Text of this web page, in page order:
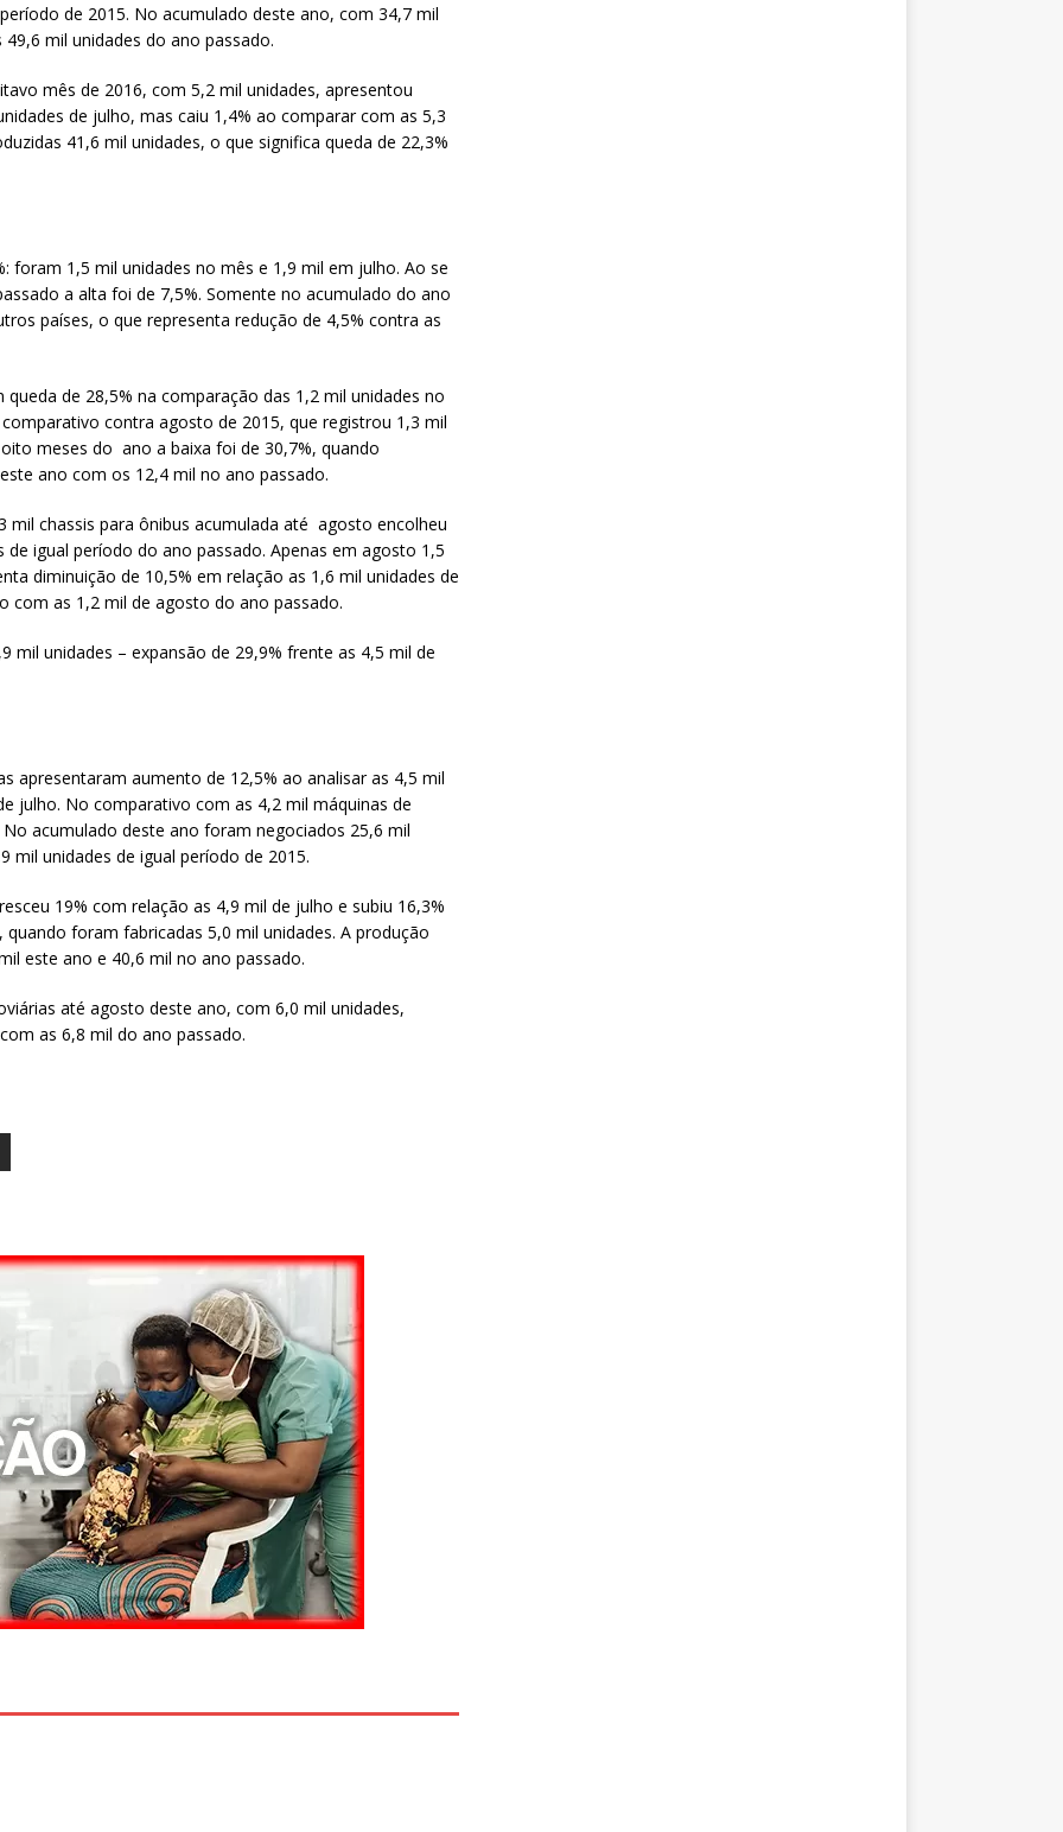
de 2015. No acumulado deste ano, com 34,7 mil
mil unidades do ano passado.
mês de 2016, com 5,2 mil unidades, apresentou
de julho, mas caiu 1,4% ao comparar com as 5,3
41,6 mil unidades, o que significa queda de 22,3%
foram 1,5 mil unidades no mês e 1,9 mil em julho. Ao se
a alta foi de 7,5%. Somente no acumulado do ano
países, o que representa redução de 4,5% contra as
de 28,5% na comparação das 1,2 mil unidades no
contra agosto de 2015, que registrou 1,3 mil
meses do ano a baixa foi de 30,7%, quando
ano com os 12,4 mil no ano passado.
chassis para ônibus acumulada até agosto encolheu
igual período do ano passado. Apenas em agosto 1,5
diminuição de 10,5% em relação as 1,6 mil unidades de
com as 1,2 mil de agosto do ano passado.
mil unidades – expansão de 29,9% frente as 4,5 mil de
apresentaram aumento de 12,5% ao analisar as 4,5 mil
julho. No comparativo com as 4,2 mil máquinas de
acumulado deste ano foram negociados 25,6 mil
mil unidades de igual período de 2015.
19% com relação as 4,9 mil de julho e subiu 16,3%
foram fabricadas 5,0 mil unidades. A produção
este ano e 40,6 mil no ano passado.
até agosto deste ano, com 6,0 mil unidades,
as 6,8 mil do ano passado.